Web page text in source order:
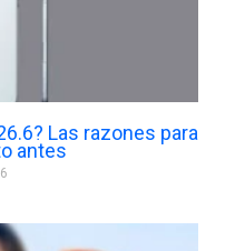
Las razones para
antes